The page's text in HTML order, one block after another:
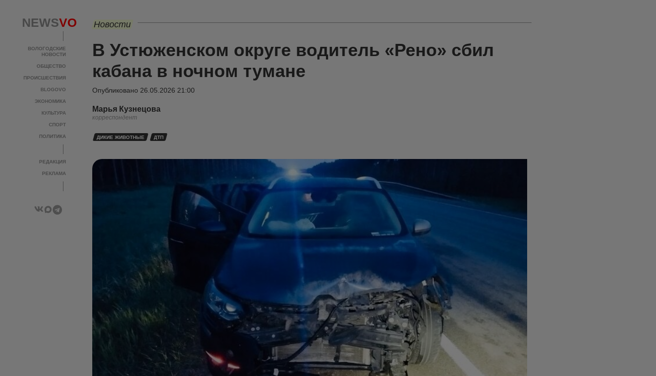
NEWSVO
ВОЛОГОДСКИЕ
НОВОСТИ
ОБЩЕСТВО
ПРОИСШЕСТВИЯ
BLOGOVO
ЭКОНОМИКА
КУЛЬТУРА
СПОРТ
ПОЛИТИКА
РЕДАКЦИЯ
РЕКЛАМА
Новости
В Устюженском округе водитель «Рено» сбил
кабана в ночном тумане
Опубликовано 26.05.2026 21:00
Марья Кузнецова
корреспондент
ДИКИЕ ЖИВОТНЫЕ ДТП